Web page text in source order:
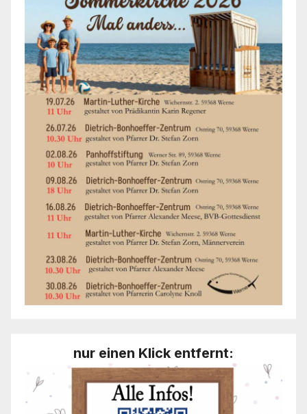
nur einen Klick entfernt: